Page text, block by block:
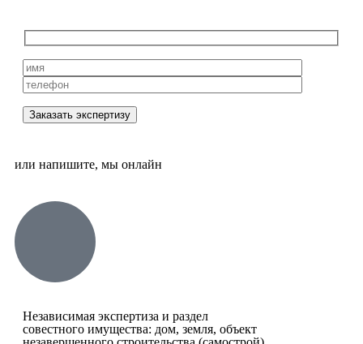
или напишите, мы онлайн
Независимая экспертиза и раздел
совестного имущества: дом, земля, объект